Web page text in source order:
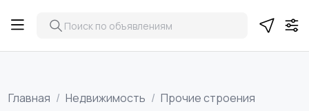
Главная Недвижимость Прочие строения